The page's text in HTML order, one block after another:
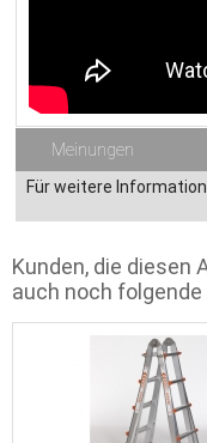
Meinungen
Für weitere
Kunden, die diesen
auch noch